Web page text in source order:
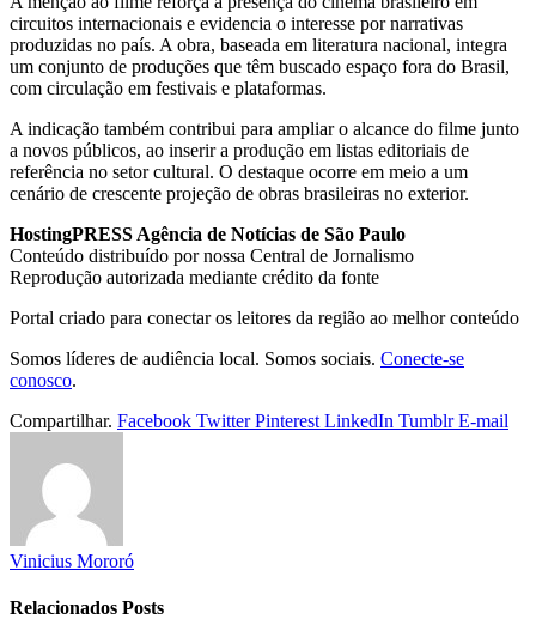
circuitos internacionais e evidencia o interesse por narrativas
produzidas no país. A obra, baseada em literatura nacional, integra
um conjunto de produções que têm buscado espaço fora do Brasil,
com circulação em festivais e plataformas.
A indicação também contribui para ampliar o alcance do filme junto
a novos públicos, ao inserir a produção em listas editoriais de
referência no setor cultural. O destaque ocorre em meio a um
cenário de crescente projeção de obras brasileiras no exterior.
HostingPRESS Agência de Notícias de São Paulo
Conteúdo distribuído por nossa Central de Jornalismo
Reprodução autorizada mediante crédito da fonte
Portal criado para conectar os leitores da região ao melhor conteúdo
Somos líderes de audiência local. Somos sociais. Conecte-se
conosco.
Compartilhar. Facebook Twitter Pinterest LinkedIn Tumblr E-mail
Vinicius Mororó
Relacionados Posts